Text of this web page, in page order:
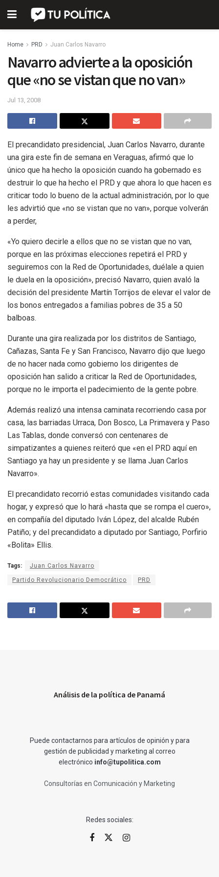
Home PRD Juan Carlos Navarro
Navarro advierte a la oposición
que «no se vistan que no van»
Jul 13, 2008
El precandidato presidencial, Juan Carlos Navarro, durante
una gira este fin de semana en Veraguas, afirmó que lo
único que ha hecho la oposición cuando ha gobernado es
destruir lo que ha hecho el PRD y que ahora lo que hacen es
criticar todo lo bueno de la actual administración, por lo que
les advirtió que «no se vistan que no van», porque volverán
a perder,
«Yo quiero decirle a ellos que no se vistan que no van,
porque en las próximas elecciones repetirá el PRD y
seguiremos con la Red de Oportunidades, duélale a quien
le duela en la oposición», precisó Navarro, quien avaló la
decisión del presidente Martín Torrijos de elevar el valor de
los bonos entregados a familias pobres de 35 a 50
balboas.
Durante una gira realizada por los distritos de Santiago,
Cañazas, Santa Fe y San Francisco, Navarro dijo que luego
de no hacer nada como gobierno los dirigentes de
oposición han salido a criticar la Red de Oportunidades,
porque no le importa el padecimiento de la gente pobre.
Además realizó una intensa caminata recorriendo casa por
casa, las barriadas Urraca, Don Bosco, La Primavera y Paso
Las Tablas, donde conversó con centenares de
simpatizantes a quienes reiteró que «en el PRD aquí en
Santiago ya hay un presidente y se llama Juan Carlos
Navarro».
El precandidato recorrió estas comunidades visitando cada
hogar, y expresó que lo hará «hasta que se rompa el cuero»,
en compañía del diputado Iván López, del alcalde Rubén
Patiño; y del precandidato a diputado por Santiago, Porfirio
«Bolita» Ellis.
Tags: Juan Carlos Navarro
Partido Revolucionario Democrático PRD
Análisis de la política de Panamá
Puede contactarnos para artículos de opinión y para
gestión de publicidad y marketing al correo
electrónico info@tupolitica.com
Consultorías en Comunicación y Marketing
Redes sociales: